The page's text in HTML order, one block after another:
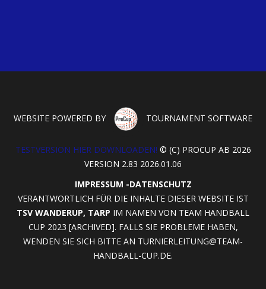
WEBSITE POWERED BY TOURNAMENT SOFTWARE
TESTVERSION HIER DOWNLOADEN! © (C) PROCUP AB 2026
VERSION 2.83 2026.01.06
IMPRESSUM -DATENSCHUTZ
VERANTWORTLICH FÜR DIE INHALTE DIESER WEBSITE IST
TSV WANDERUP, TARP IM NAMEN VON TEAM HANDBALL
CUP 2023 [ARCHIVED]. FALLS SIE PROBLEME HABEN,
WENDEN SIE SICH BITTE AN TURNIERLEITUNG@TEAM-
HANDBALL-CUP.DE.